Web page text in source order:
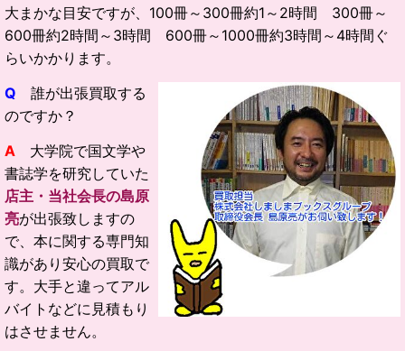
大まかな目安ですが、100冊～300冊約1～2時間 300冊～
600冊約2時間～3時間 600冊～1000冊約3時間～4時間ぐ
らいかかります。
Q 誰が出張買取する
のですか？
A 大学院で国文学や
書誌学を研究していた
店主・当社会長の島原
亮が出張致しますの
で、本に関する専門知
識があり安心の買取で
す。大手と違ってアル
バイトなどに見積もり
はさせません。